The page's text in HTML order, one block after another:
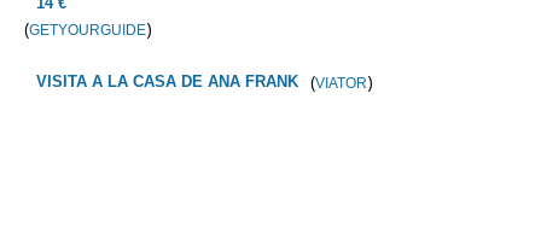
(GETYOURGUIDE)
VISITA A LA CASA DE ANA FRANK (VIATOR)